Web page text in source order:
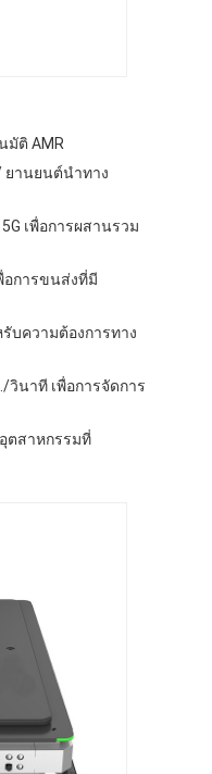
ายสี่ล้อ
ล้อ ขับ
ลล์ AGV
ติ AMR
ยานยนต์นำทาง
เพื่อการผสานรวม
อการขนส่งที่มี
บความต้องการทาง
วินาที เพื่อการจัดการ
ตสาหกรรมที่